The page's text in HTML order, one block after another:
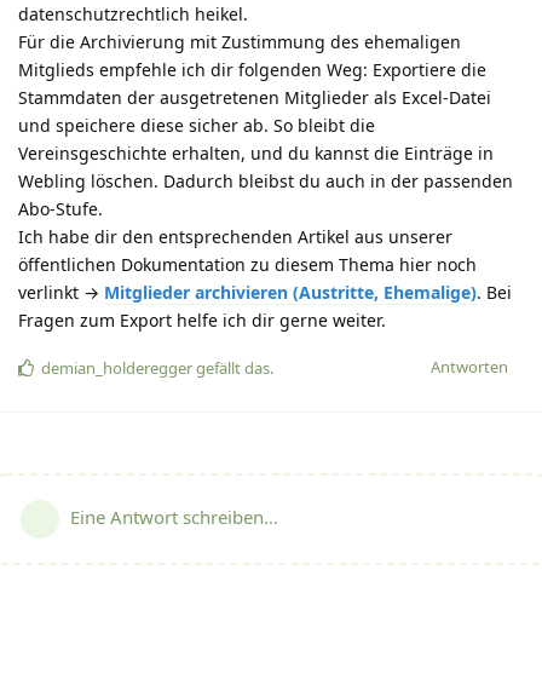
datenschutzrechtlich heikel.
Für die Archivierung mit Zustimmung des ehemaligen
Mitglieds empfehle ich dir folgenden Weg: Exportiere die
Stammdaten der ausgetretenen Mitglieder als Excel-Datei
und speichere diese sicher ab. So bleibt die
Vereinsgeschichte erhalten, und du kannst die Einträge in
Webling löschen. Dadurch bleibst du auch in der passenden
Abo-Stufe.
Ich habe dir den entsprechenden Artikel aus unserer
öffentlichen Dokumentation zu diesem Thema hier noch
verlinkt → Mitglieder archivieren (Austritte, Ehemalige). Bei
Fragen zum Export helfe ich dir gerne weiter.
Antworten
demian_holdereggergefällt das.
Eine Antwort schreiben…